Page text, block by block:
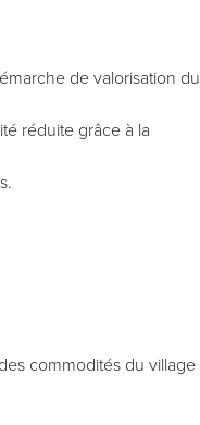
de valorisation du
réduite grâce à la
commodités du village